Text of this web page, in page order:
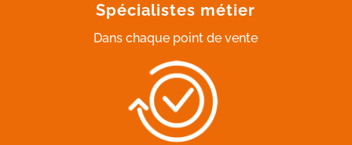
Spécialistes métier
Dans chaque point de vente